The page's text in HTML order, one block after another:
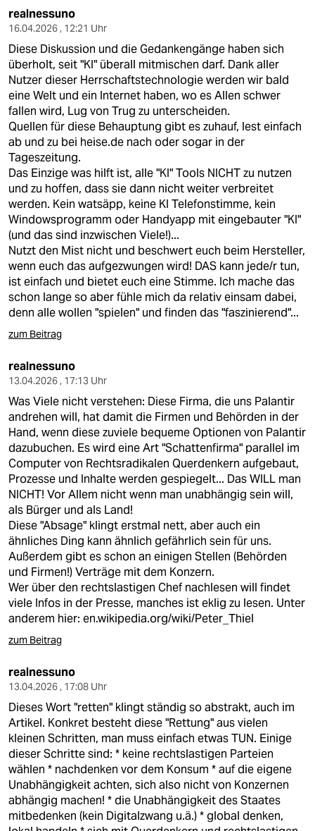
realnessuno
16.04.2026 , 12:21 Uhr
Diese Diskussion und die Gedankengänge haben sich
überholt, seit "KI" überall mitmischen darf. Dank aller
Nutzer dieser Herrschaftstechnologie werden wir bald
eine Welt und ein Internet haben, wo es Allen schwer
fallen wird, Lug von Trug zu unterscheiden.
Quellen für diese Behauptung gibt es zuhauf, lest einfach
ab und zu bei heise.de nach oder sogar in der
Tageszeitung.
Das Einzige was hilft ist, alle "KI" Tools NICHT zu nutzen
und zu hoffen, dass sie dann nicht weiter verbreitet
werden. Kein watsäpp, keine KI Telefonstimme, kein
Windowsprogramm oder Handyapp mit eingebauter "KI"
(und das sind inzwischen Viele!)...
Nutzt den Mist nicht und beschwert euch beim Hersteller,
wenn euch das aufgezwungen wird! DAS kann jede/r tun,
ist einfach und bietet euch eine Stimme. Ich mache das
schon lange so aber fühle mich da relativ einsam dabei,
denn alle wollen "spielen" und finden das "faszinierend"...
zum Beitrag
realnessuno
13.04.2026 , 17:13 Uhr
Was Viele nicht verstehen: Diese Firma, die uns Palantir
andrehen will, hat damit die Firmen und Behörden in der
Hand, wenn diese zuviele bequeme Optionen von Palantir
dazubuchen. Es wird eine Art "Schattenfirma" parallel im
Computer von Rechtsradikalen Querdenkern aufgebaut,
Prozesse und Inhalte werden gespiegelt... Das WILL man
NICHT! Vor Allem nicht wenn man unabhängig sein will,
als Bürger und als Land!
Diese "Absage" klingt erstmal nett, aber auch ein
ähnliches Ding kann ähnlich gefährlich sein für uns.
Außerdem gibt es schon an einigen Stellen (Behörden
und Firmen!) Verträge mit dem Konzern.
Wer über den rechtslastigen Chef nachlesen will findet
viele Infos in der Presse, manches ist eklig zu lesen. Unter
anderem hier: en.wikipedia.org/wiki/Peter_Thiel
zum Beitrag
realnessuno
13.04.2026 , 17:08 Uhr
Dieses Wort "retten" klingt ständig so abstrakt, auch im
Artikel. Konkret besteht diese "Rettung" aus vielen
kleinen Schritten, man muss einfach etwas TUN. Einige
dieser Schritte sind: * keine rechtslastigen Parteien
wählen * nachdenken vor dem Konsum * auf die eigene
Unabhängigkeit achten, sich also nicht von Konzernen
abhängig machen! * die Unabhängigkeit des Staates
mitbedenken (kein Digitalzwang u.ä.) * global denken,